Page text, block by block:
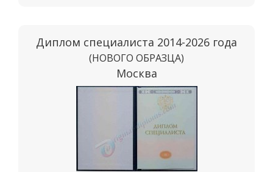
Диплом специалиста 2014-2026 года
(НОВОГО ОБРАЗЦА)
Москва